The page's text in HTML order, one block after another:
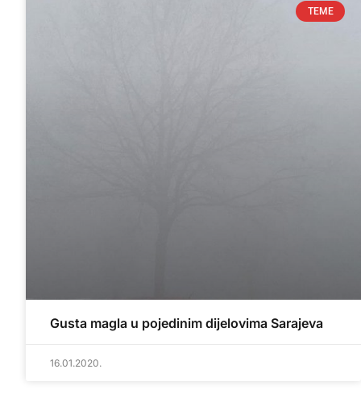
TEME
Gusta magla u pojedinim dijelovima Sarajeva
16.01.2020.